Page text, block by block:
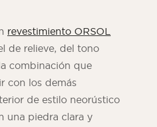
revestimiento ORSOL
de relieve, del tono
combinación que
con los demás
de estilo neorústico
una piedra clara y